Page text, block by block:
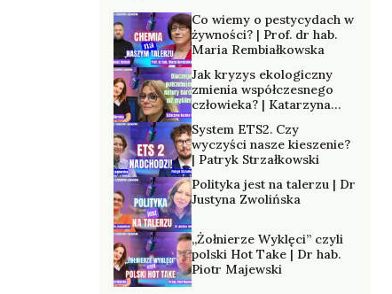
Co wiemy o pestycydach w
żywności? | Prof. dr hab.
Maria Rembiałkowska
Jak kryzys ekologiczny
zmienia współczesnego
człowieka? | Katarzyna
System ETS2. Czy
wyczyści nasze kieszenie?
| Patryk Strzałkowski
Polityka jest na talerzu | Dr
Justyna Zwolińska
„Żołnierze Wyklęci” czyli
polski Hot Take | Dr hab.
Piotr Majewski